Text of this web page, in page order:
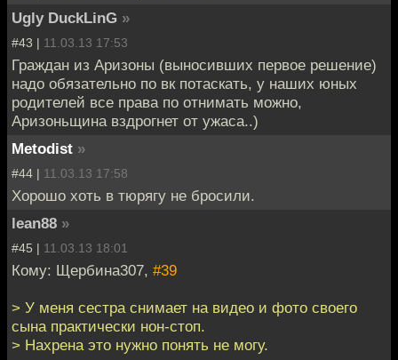
Ugly DuckLinG »
#43 | 11.03.13 17:53
Граждан из Аризоны (выносивших первое решение)
надо обязательно по вк потаскать, у наших юных
родителей все права по отнимать можно,
Аризоньщина вздрогнет от ужаса..)
Metodist »
#44 | 11.03.13 17:58
Хорошо хоть в тюрягу не бросили.
lean88 »
#45 | 11.03.13 18:01
Кому: Щербина307, #39
> У меня сестра снимает на видео и фото своего
сына практически нон-стоп.
> Нахрена это нужно понять не могу.